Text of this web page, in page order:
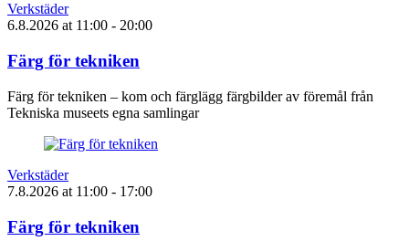
Verkstäder
6.8.2026 at 11:00 - 20:00
Färg för tekniken
Färg för tekniken – kom och färglägg färgbilder av föremål från
Tekniska museets egna samlingar
Verkstäder
7.8.2026 at 11:00 - 17:00
Färg för tekniken